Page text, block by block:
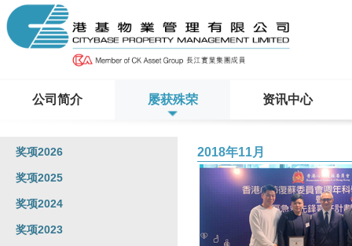
公司简介 屡获殊荣 资讯中心
奖项2026
奖项2025
奖项2024
奖项2023
2018年11月